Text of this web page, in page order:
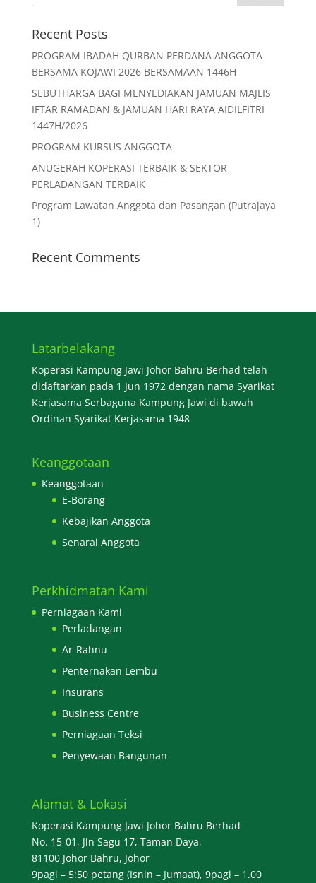
Recent Posts
PROGRAM IBADAH QURBAN PERDANA ANGGOTA
BERSAMA KOJAWI 2026 BERSAMAAN 1446H
SEBUTHARGA BAGI MENYEDIAKAN JAMUAN MAJLIS
IFTAR RAMADAN & JAMUAN HARI RAYA AIDILFITRI
1447H/2026
PROGRAM KURSUS ANGGOTA
ANUGERAH KOPERASI TERBAIK & SEKTOR
PERLADANGAN TERBAIK
Program Lawatan Anggota dan Pasangan (Putrajaya
1)
Recent Comments
Latarbelakang
Koperasi Kampung Jawi Johor Bahru Berhad telah
didaftarkan pada 1 Jun 1972 dengan nama Syarikat
Kerjasama Serbaguna Kampung Jawi di bawah
Ordinan Syarikat Kerjasama 1948
Keanggotaan
Keanggotaan
E-Borang
Kebajikan Anggota
Senarai Anggota
Perkhidmatan Kami
Perniagaan Kami
Perladangan
Ar-Rahnu
Penternakan Lembu
Insurans
Business Centre
Perniagaan Teksi
Penyewaan Bangunan
Alamat & Lokasi
Koperasi Kampung Jawi Johor Bahru Berhad
No. 15-01, Jln Sagu 17, Taman Daya,
81100 Johor Bahru, Johor
9pagi – 5:50 petang (Isnin – Jumaat), 9pagi – 1.00